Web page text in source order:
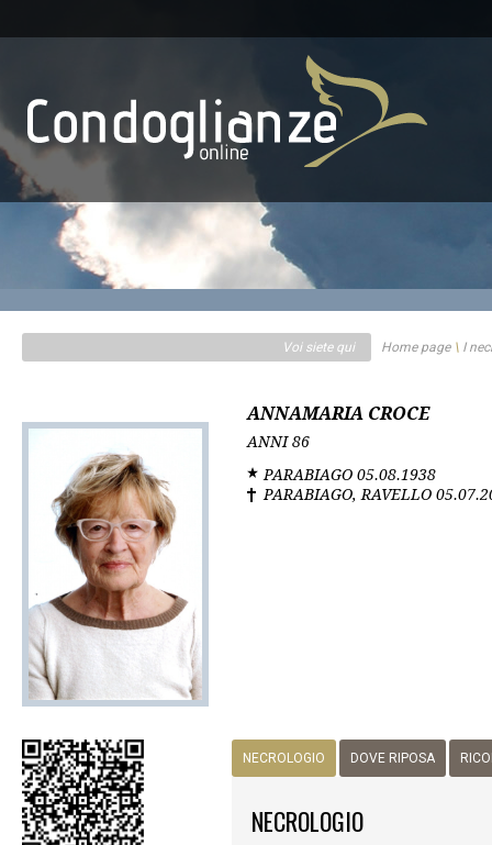
Voi siete qui Home page\ I
ANNAMARIA CROCE
ANNI86
PARABIAGO 05.08.1938
PARABIAGO, RAVELLO
NECROLOGIO DOVE RIPOSA
NECROLOGIO